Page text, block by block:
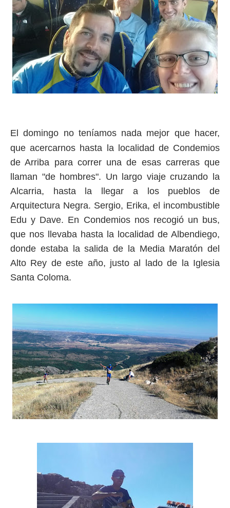
El domingo no teníamos nada mejor que hacer,
que acercarnos hasta la localidad de Condemios
de Arriba para correr una de esas carreras que
llaman "de hombres". Un largo viaje cruzando la
Alcarria, hasta la llegar a los pueblos de
Arquitectura Negra. Sergio, Erika, el incombustible
Edu y Dave. En Condemios nos recogió un bus,
que nos llevaba hasta la localidad de Albendiego,
donde estaba la salida de la Media Maratón del
Alto Rey de este año, justo al lado de la Iglesia
Santa Coloma.